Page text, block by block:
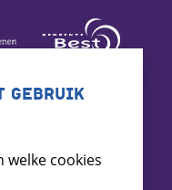
GEBRUIK
welke cookies